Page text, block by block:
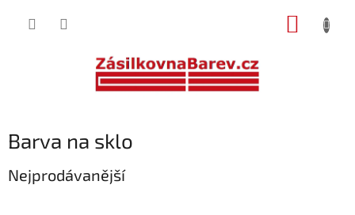
Barva na sklo
Nejprodávanější